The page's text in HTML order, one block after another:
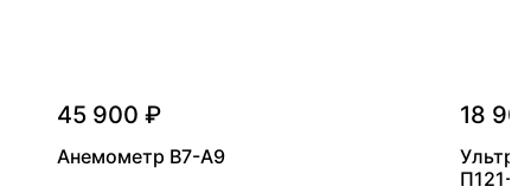
45 900 ₽
Анемометр В7-А9
18
П121-